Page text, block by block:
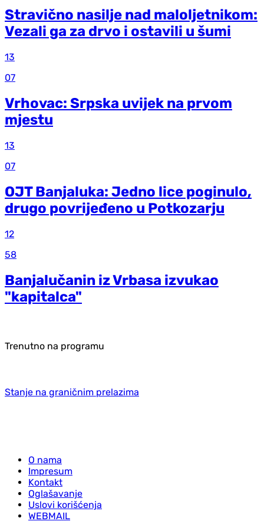
Stravično nasilje nad maloljetnikom:
Vezali ga za drvo i ostavili u šumi
13
07
Vrhovac: Srpska uvijek na prvom
mjestu
13
07
OJT Banjaluka: Jedno lice poginulo,
drugo povrijeđeno u Potkozarju
12
58
Banjalučanin iz Vrbasa izvukao
"kapitalca"
Trenutno na programu
Stanje na graničnim prelazima
O nama
Impresum
Kontakt
Oglašavanje
Uslovi korišćenja
WEBMAIL